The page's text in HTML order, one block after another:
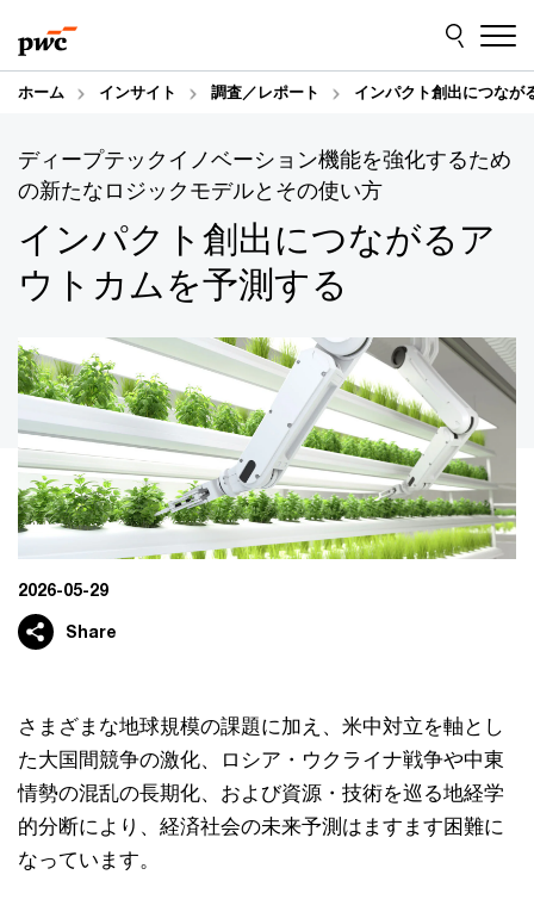
to
content
to
footer
ホーム インサイト 調査／レポート インパクト創出につなが
ディープテックイノベーション機能を強化するため
の新たなロジックモデルとその使い方
インパクト創出につながるア
ウトカムを予測する
2026-05-29
Share
さまざまな地球規模の課題に加え、米中対立を軸とし
た大国間競争の激化、ロシア・ウクライナ戦争や中東
情勢の混乱の長期化、および資源・技術を巡る地経学
的分断により、経済社会の未来予測はますます困難に
なっています。